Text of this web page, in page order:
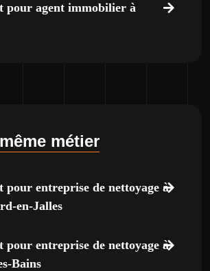
pour agent immobilier à
métier
pour entreprise de nettoyage à
en-Jalles
pour entreprise de nettoyage à
Bains